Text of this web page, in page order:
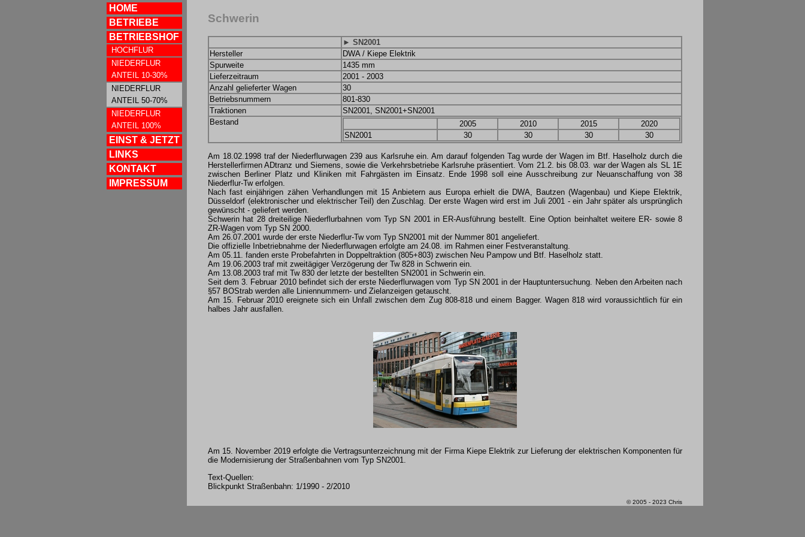
HOME
BETRIEBE
BETRIEBSHOF
HOCHFLUR
NIEDERFLUR
ANTEIL 10-30%
NIEDERFLUR
ANTEIL 50-70%
NIEDERFLUR
ANTEIL 100%
EINST & JETZT
LINKS
KONTAKT
IMPRESSUM
Schwerin
► SN2001
Hersteller
DWA / Kiepe Elektrik
Spurweite
1435 mm
Lieferzeitraum
2001 - 2003
Anzahl gelieferter Wagen
30
Betriebsnummern
801-830
Traktionen
SN2001, SN2001+SN2001
Bestand
2005 2010 2015
2020
SN2001
30 30 30 30
Am 18.02.1998 traf der Niederflurwagen 239 aus Karlsruhe ein. Am darauf folgenden Tag wurde der Wagen im Btf. Haselholz durch die
Herstellerfirmen ADtranz und Siemens, sowie die Verkehrsbetriebe Karlsruhe präsentiert. Vom 21.2. bis 08.03. war der Wagen als SL 1E
zwischen Berliner Platz und Kliniken mit Fahrgästen im Einsatz. Ende 1998 soll eine Ausschreibung zur Neuanschaffung von 38
Niederflur-Tw erfolgen.
Nach fast einjährigen zähen Verhandlungen mit 15 Anbietern aus Europa erhielt die DWA, Bautzen (Wagenbau) und Kiepe Elektrik,
Düsseldorf (elektronischer und elektrischer Teil) den Zuschlag. Der erste Wagen wird erst im Juli 2001 - ein Jahr später als ursprünglich
gewünscht - geliefert werden.
Schwerin hat 28 dreiteilige Niederflurbahnen vom Typ SN 2001 in ER-Ausführung bestellt. Eine Option beinhaltet weitere ER- sowie 8
ZR-Wagen vom Typ SN 2000.
Am 26.07.2001 wurde der erste Niederflur-Tw vom Typ SN2001 mit der Nummer 801 angeliefert.
Die offizielle Inbetriebnahme der Niederflurwagen erfolgte am 24.08. im Rahmen einer Festveranstaltung.
Am 05.11. fanden erste Probefahrten in Doppeltraktion (805+803) zwischen Neu Pampow und Btf. Haselholz statt.
Am 19.06.2003 traf mit zweitägiger Verzögerung der Tw 828 in Schwerin ein.
Am 13.08.2003 traf mit Tw 830 der letzte der bestellten SN2001 in Schwerin ein.
Seit dem 3. Februar 2010 befindet sich der erste Niederflurwagen vom Typ SN 2001 in der Hauptuntersuchung. Neben den Arbeiten nach
§57 BOStrab werden alle Liniennummern- und Zielanzeigen getauscht.
Am 15. Februar 2010 ereignete sich ein Unfall zwischen dem Zug 808-818 und einem Bagger. Wagen 818 wird voraussichtlich für ein
halbes Jahr ausfallen.
Am 15. November 2019 erfolgte die Vertragsunterzeichnung mit der Firma Kiepe Elektrik zur Lieferung der elektrischen Komponenten für
die Modernisierung der Straßenbahnen vom Typ SN2001.
Text-Quellen:
Blickpunkt Straßenbahn: 1/1990 - 2/2010
© 2005 - 2023 Chris